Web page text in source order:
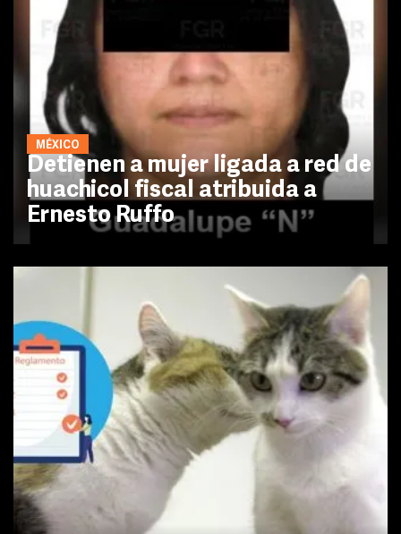
MÉXICO
Detienen a mujer ligada a red de
huachicol fiscal atribuida a
Ernesto Ruffo